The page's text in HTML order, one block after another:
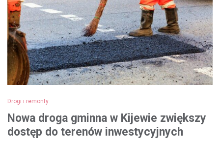
Drogi i remonty
Nowa droga gminna w Kijewie zwiększy
dostęp do terenów inwestycyjnych